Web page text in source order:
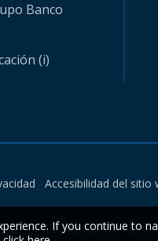
Banco
(i)
Accesibilidad del sitio
If you continue to